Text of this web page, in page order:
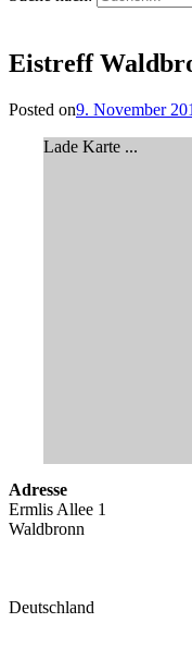
Eistreff
Posted on9. November
Lade Karte ...
Adresse
Ermlis Allee 1
Waldbronn
Deutschland